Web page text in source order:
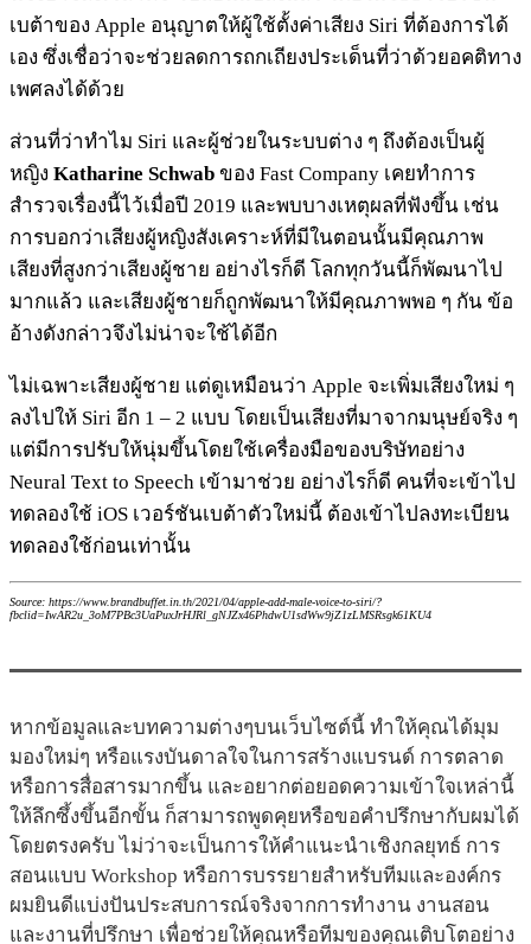
เบต้าของ Apple อนุญาตให้ผู้ใช้ตั้งค่าเสียง Siri ที่ต้องการได้
เอง ซึ่งเชื่อว่าจะช่วยลดการถกเถียงประเด็นที่ว่าด้วยอคติทาง
เพศลงได้ด้วย
ส่วนที่ว่าทำไม Siri และผู้ช่วยในระบบต่าง ๆ ถึงต้องเป็นผู้
หญิง Katharine Schwab ของ Fast Company เคยทำการ
สำรวจเรื่องนี้ไว้เมื่อปี 2019 และพบบางเหตุผลที่ฟังขึ้น เช่น
การบอกว่าเสียงผู้หญิงสังเคราะห์ที่มีในตอนนั้นมีคุณภาพ
เสียงที่สูงกว่าเสียงผู้ชาย อย่างไรก็ดี โลกทุกวันนี้ก็พัฒนาไป
มากแล้ว และเสียงผู้ชายก็ถูกพัฒนาให้มีคุณภาพพอ ๆ กัน ข้อ
อ้างดังกล่าวจึงไม่น่าจะใช้ได้อีก
ไม่เฉพาะเสียงผู้ชาย แต่ดูเหมือนว่า Apple จะเพิ่มเสียงใหม่ ๆ
ลงไปให้ Siri อีก 1 – 2 แบบ โดยเป็นเสียงที่มาจากมนุษย์จริง ๆ
แต่มีการปรับให้นุ่มขึ้นโดยใช้เครื่องมือของบริษัทอย่าง
Neural Text to Speech เข้ามาช่วย อย่างไรก็ดี คนที่จะเข้าไป
ทดลองใช้ iOS เวอร์ชันเบต้าตัวใหม่นี้ ต้องเข้าไปลงทะเบียน
ทดลองใช้ก่อนเท่านั้น
Source: https://www.brandbuffet.in.th/2021/04/apple-add-male-voice-to-siri/?
fbclid=IwAR2u_3oM7PBc3UaPuxJrHJRl_gNJZx46PhdwU1sdWw9jZ1zLMSRsgk61KU4
หากข้อมูลและบทความต่างๆบนเว็บไซต์นี้ ทำให้คุณได้มุม
มองใหม่ๆ หรือแรงบันดาลใจในการสร้างแบรนด์ การตลาด
หรือการสื่อสารมากขึ้น และอยากต่อยอดความเข้าใจเหล่านี้
ให้ลึกซึ้งขึ้นอีกขั้น ก็สามารถพูดคุยหรือขอคำปรึกษากับผมได้
โดยตรงครับ ไม่ว่าจะเป็นการให้คำแนะนำเชิงกลยุทธ์ การ
สอนแบบ Workshop หรือการบรรยายสำหรับทีมและองค์กร
ผมยินดีแบ่งปันประสบการณ์จริงจากการทำงาน งานสอน
และงานที่ปรึกษา เพื่อช่วยให้คุณหรือทีมของคุณเติบโตอย่าง